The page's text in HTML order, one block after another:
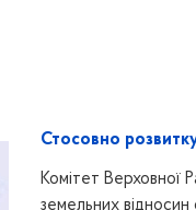
Стосовно розвитку
Комітет Верховної
земельних